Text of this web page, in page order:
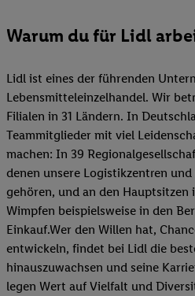
Warum du für Lidl
Lidl ist eines der führenden
Lebensmitteleinzelhandel. Wir
Filialen in 31 Ländern. In
Teammitglieder mit viel
machen: In 39
denen unsere Logistikzentren
gehören, und an den Hauptsitzen
Wimpfen beispielsweise in den
Einkauf.Wer den Willen hat,
entwickeln, findet bei Lidl die
hinauszuwachsen und seine
legen Wert auf Vielfalt und